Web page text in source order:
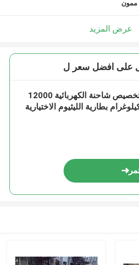
ممون
عرض المزيد
على افضل سعر ل
تخصيص شاحنة الكهربائية 12000
بطارية الليثيوم الاختيارية